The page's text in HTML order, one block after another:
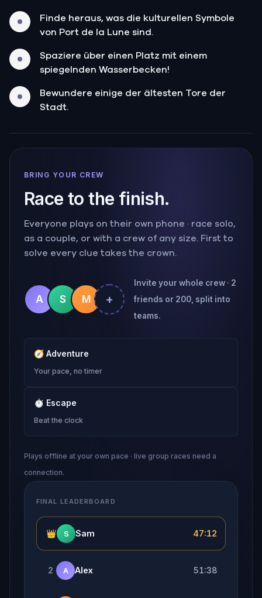
Finde heraus, was die kulturellen Symbole
von Port de la Lune sind.
Spaziere über einen Platz mit einem
spiegelnden Wasserbecken!
Bewundere einige der ältesten Tore der
Stadt.
BRING YOUR CREW
Race to the finish.
Everyone plays on their own phone · race solo,
as a couple, or with a crew of any size. First to
solve every clue takes the crown.
A S M +
Invite your whole crew · 2
friends or 200, split into
teams.
🧭 Adventure
Your pace, no timer
⏱ Escape
Beat the clock
Plays offline at your own pace · live group races need a
connection.
FINAL LEADERBOARD
👑 S Sam 47:12
2 A Alex 51:38